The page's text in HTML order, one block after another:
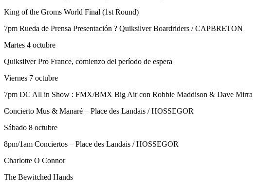
King of the Groms World Final (1st Round)
7pm Rueda de Prensa Presentación ? Quiksilver Boardriders / CAPBRETON
Martes 4 octubre
Quiksilver Pro France, comienzo del período de espera
Viernes 7 octubre
7pm DC All in Show : FMX/BMX Big Air con Robbie Maddison & Dave Mirra
Concierto Mus & Manaré – Place des Landais / HOSSEGOR
Sábado 8 octubre
8pm/1am Conciertos – Place des Landais / HOSSEGOR
Charlotte O Connor
The Bewitched Hands